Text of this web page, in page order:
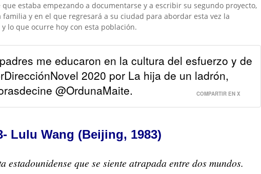
estaba empezando a documentarse y a escribir su segundo proyecto,
y en el que regresará a su ciudad para abordar esta vez la
lo que ocurre hoy con esta población.
me educaron en la cultura del esfuerzo y de
2020 por La hija de un ladrón,
@OrdunaMaite.
COMPARTIR EN X
Lulu Wang (Beijing, 1983)
estadounidense que se siente atrapada entre dos mundos.